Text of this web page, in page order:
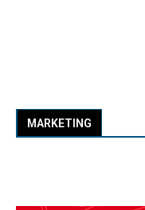
MARKETING